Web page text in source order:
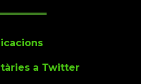
a Twitter